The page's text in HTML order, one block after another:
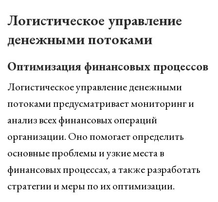
Логистическое управление
денежными потоками
Оптимизация финансовых процессов
Логистическое управление денежными
потоками предусматривает мониторинг и
анализ всех финансовых операций
организации. Оно помогает определить
основные проблемы и узкие места в
финансовых процессах, а также разработать
стратегии и меры по их оптимизации.